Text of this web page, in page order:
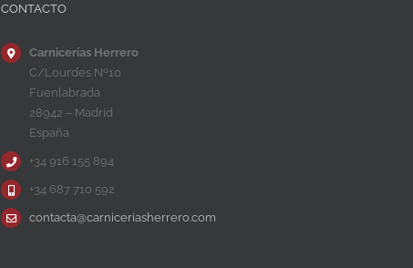
CONTACTO
Carnicerías Herrero
C/Lourdes Nº10
Fuenlabrada
28942 – Madrid
España
+34 916 155 894
+34 687 710 592
contacta@carniceriasherrero.com